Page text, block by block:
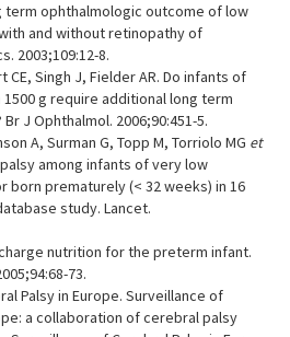
term ophthalmologic outcome of low
and without retinopathy of
2003;109:12-8.
CE, Singh J, Fielder AR. Do infants of
g require additional long term
J Ophthalmol. 2006;90:451-5.
A, Surman G, Topp M, Torriolo MG et
among infants of very low
born prematurely (< 32 weeks) in 16
study. Lancet.
nutrition for the preterm infant.
73.
Palsy in Europe. Surveillance of
a collaboration of cerebral palsy